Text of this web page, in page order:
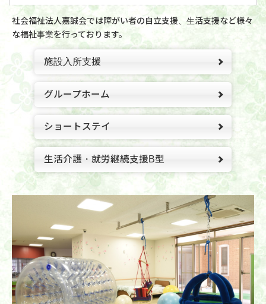
社会福祉法人嘉誠会では障がい者の自立支援、生活支援など様々
な福祉事業を行っております。
施設入所支援
グループホーム
ショートステイ
生活介護・就労継続支援B型